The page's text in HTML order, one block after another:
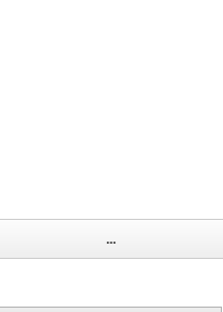
...